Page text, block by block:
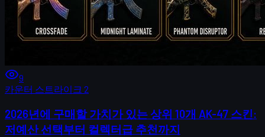
9
카운터 스트라이크 2
2026년에 구매할 가치가 있는 상위 10개 AK-47 스킨:
저예산 선택부터 컬렉터급 추천까지